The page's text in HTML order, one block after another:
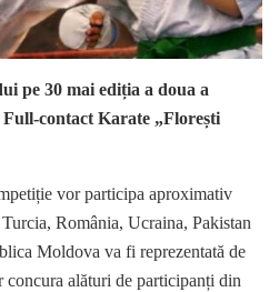
pe 30 mai ediția a doua a
contact Karate „Florești
vor participa aproximativ
Turcia, România, Ucraina, Pakistan
Moldova va fi reprezentată de
alături de participanți din